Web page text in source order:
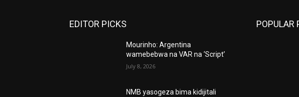
EDITOR PICKS
Mourinho: Argentina
wamebebwa na VAR na ‘Script’
July 8, 2026
NMB yasogeza bima kidijitali
POPULAR